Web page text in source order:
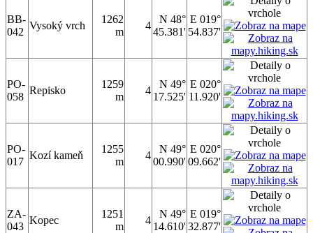
BB-
042
Vysoký vrch
1262
m
4
N 48°
45.381'
E 019°
54.837'
PO-
058
Repisko
1259
m
4
N 49°
17.525'
E 020°
11.920'
PO-
017
Kozí kameň
1255
m
4
N 49°
00.990'
E 020°
09.662'
ZA-
043
Kopec
1251
m
4
N 49°
14.610'
E 019°
32.877'